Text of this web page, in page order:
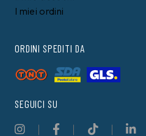
I miei ordini
ORDINI SPEDITI DA
SEGUICI SU